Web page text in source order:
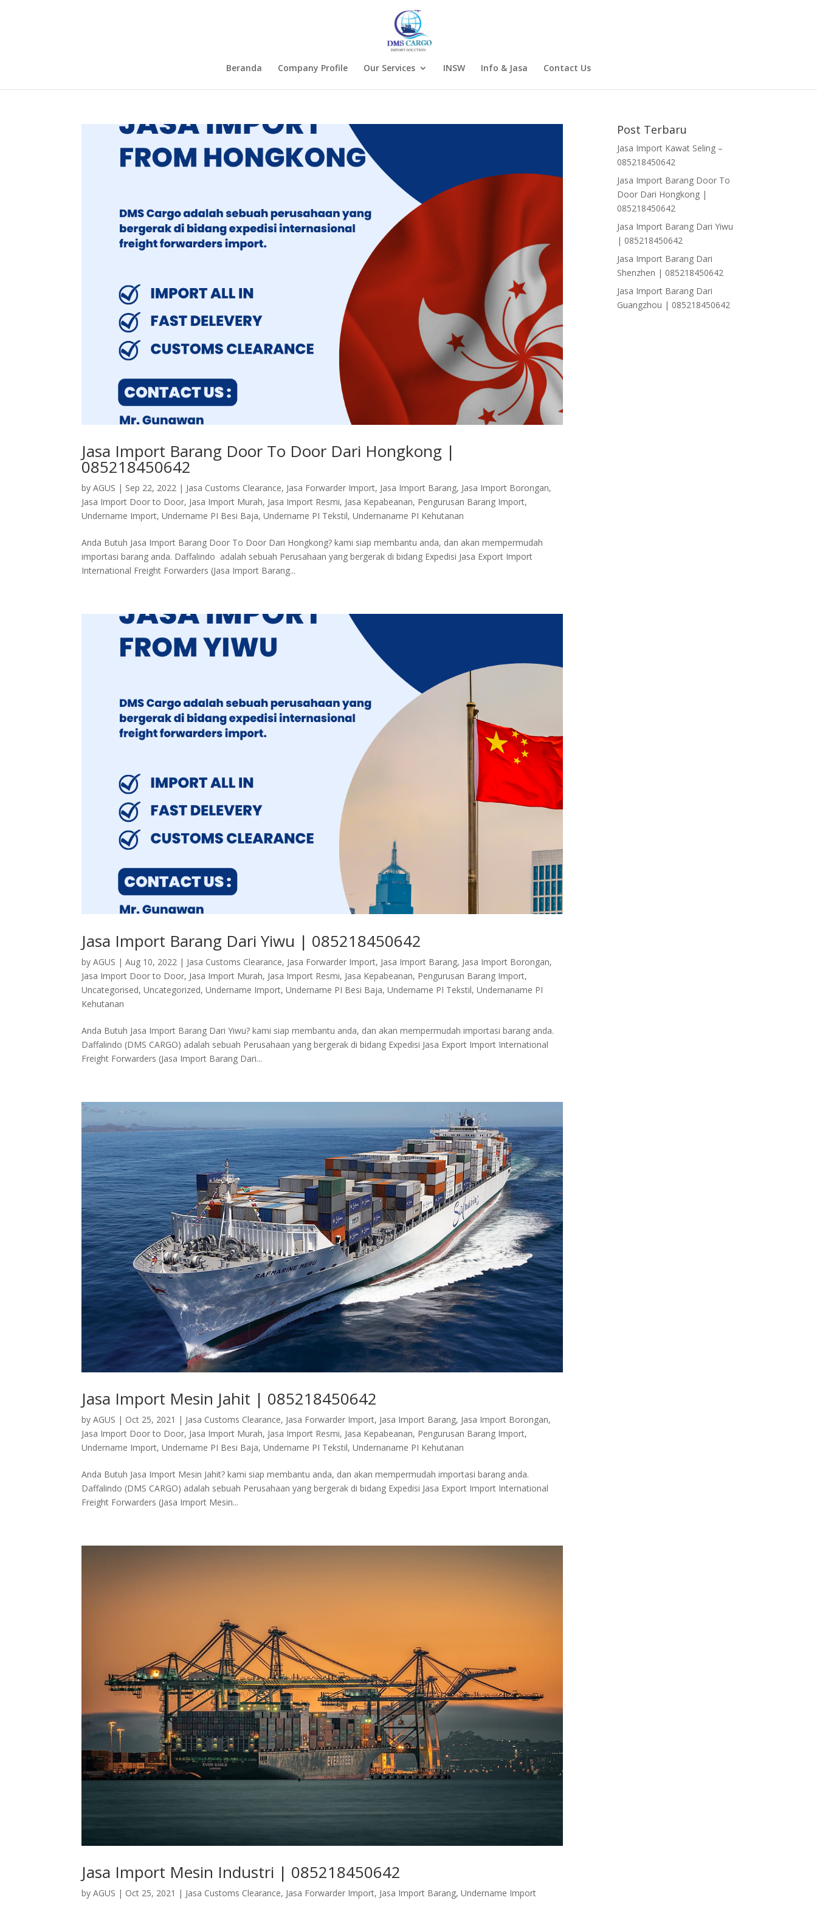
Beranda Company Profile Our Services INSW Info & Jasa Contact Us
Jasa Import Barang Door To Door Dari Hongkong |
085218450642
byAGUS | Sep 22, 2022 | Jasa Customs Clearance, Jasa Forwarder Import, Jasa Import Barang, Jasa Import Borongan,
Jasa Import Door to Door, Jasa Import Murah, Jasa Import Resmi, Jasa Kepabeanan, Pengurusan Barang Import,
Undername Import,Undername PI Besi Baja,Undername PI Tekstil,Undernaname PI Kehutanan
Anda Butuh Jasa Import Barang Door To Door Dari Hongkong? kami siap membantu anda, dan akan mempermudah
importasi barang anda. Daffalindo adalah sebuah Perusahaan yang bergerak di bidang Expedisi Jasa Export Import
International Freight Forwarders (Jasa Import Barang...
Jasa Import Barang Dari Yiwu | 085218450642
byAGUS |Aug 10, 2022 | Jasa Customs Clearance, Jasa Forwarder Import, Jasa Import Barang, Jasa Import Borongan,
Jasa Import Door to Door, Jasa Import Murah, Jasa Import Resmi, Jasa Kepabeanan, Pengurusan Barang Import,
Uncategorised,Uncategorized,Undername Import,Undername PI Besi Baja,Undername PI Tekstil,Undernaname PI
Kehutanan
Anda Butuh Jasa Import Barang Dari Yiwu? kami siap membantu anda, dan akan mempermudah importasi barang anda.
Daffalindo (DMS CARGO) adalah sebuah Perusahaan yang bergerak di bidang Expedisi Jasa Export Import International
Freight Forwarders (Jasa Import Barang Dari...
Jasa Import Mesin Jahit | 085218450642
byAGUS | Oct 25, 2021 | Jasa Customs Clearance, Jasa Forwarder Import, Jasa Import Barang, Jasa Import Borongan,
Jasa Import Door to Door, Jasa Import Murah, Jasa Import Resmi, Jasa Kepabeanan, Pengurusan Barang Import,
Undername Import,Undername PI Besi Baja,Undername PI Tekstil,Undernaname PI Kehutanan
Anda Butuh Jasa Import Mesin Jahit? kami siap membantu anda, dan akan mempermudah importasi barang anda.
Daffalindo (DMS CARGO) adalah sebuah Perusahaan yang bergerak di bidang Expedisi Jasa Export Import International
Freight Forwarders (Jasa Import Mesin...
Jasa Import Mesin Industri | 085218450642
byAGUS | Oct 25, 2021 | Jasa Customs Clearance, Jasa Forwarder Import, Jasa Import Barang,Undername Import
Post Terbaru
Jasa Import Kawat Seling –
085218450642
Jasa Import Barang Door To
Door Dari Hongkong |
085218450642
Jasa Import Barang Dari Yiwu
| 085218450642
Jasa Import Barang Dari
Shenzhen | 085218450642
Jasa Import Barang Dari
Guangzhou | 085218450642